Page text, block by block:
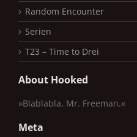
Random Encounter
Serien
T23 – Time to Drei
About Hooked
»Blablabla, Mr. Freeman.«
Meta